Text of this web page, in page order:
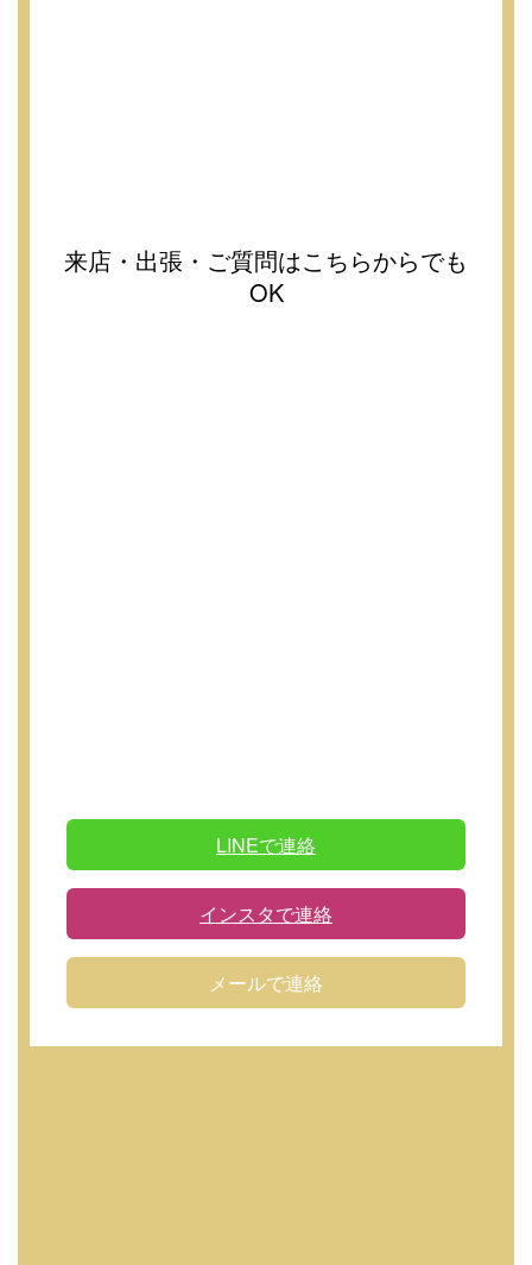
来店・出張・ご質問はこちらからでも
OK
LINEで連絡
インスタで連絡
メールで連絡